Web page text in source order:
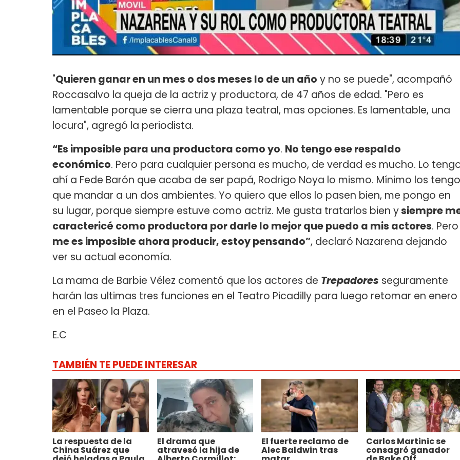
"Quieren ganar en un mes o dos meses lo de un año y no se puede", acompañó
Roccasalvo la queja de la actriz y productora, de 47 años de edad. "Pero es
lamentable porque se cierra una plaza teatral, mas opciones. Es lamentable, una
locura", agregó la periodista.
“Es imposible para una productora como yo. No tengo ese respaldo
económico. Pero para cualquier persona es mucho, de verdad es mucho. Lo
ahí a Fede Barón que acaba de ser papá, Rodrigo Noya lo mismo. Mínimo los tengo
que mandar a un dos ambientes. Yo quiero que ellos lo pasen bien, me pongo en
su lugar, porque siempre estuve como actriz. Me gusta tratarlos bien ysiempre
caractericé como productora por darle lo mejor que puedo a mis actores. Pero
me es imposible ahora producir, estoy pensando”, declaró Nazarena dejando
ver su actual economía.
La mama de Barbie Vélez comentó que los actores de Trepadores seguramente
harán las ultimas tres funciones en el Teatro Picadilly para luego retomar en enero
en el Paseo la Plaza.
E.C
TAMBIÉN TE PUEDE INTERESAR
La respuesta de la
China Suárez que
El drama que
atravesó la hija de
El fuerte reclamo de
Alec Baldwin tras
Carlos Martinic se
consagró ganador